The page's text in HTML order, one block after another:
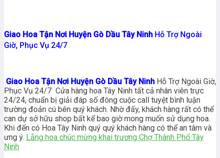
Giao Hoa Tận Nơi Huyện Gò Dầu Tây Ninh Hỗ Trợ Ngoài
Giờ, Phục Vụ 24/7
Giao Hoa Tận Nơi Huyện Gò Dầu Tây Ninh Hỗ Trợ Ngoài Giờ,
Phục Vụ 24/7 Cửa hàng hoa Tây Ninh tất cả nhân viên trực
24/24, chuẩn bị giải đáp số đông cuộc call tuyệt bình luận
trường đoản cú bên quý khách. Nhờ đấy, khách hàng rất có thể
can dự sở hữu shop bất kể bao giờ mong muốn sử dụng hoa.
Khi đến có Hoa Tây Ninh quý quý khách hàng có thể an tâm và
ưng ý. Lẵng hoa chúc mừng khai trương Chợ Thành Phố Tây
Ninh